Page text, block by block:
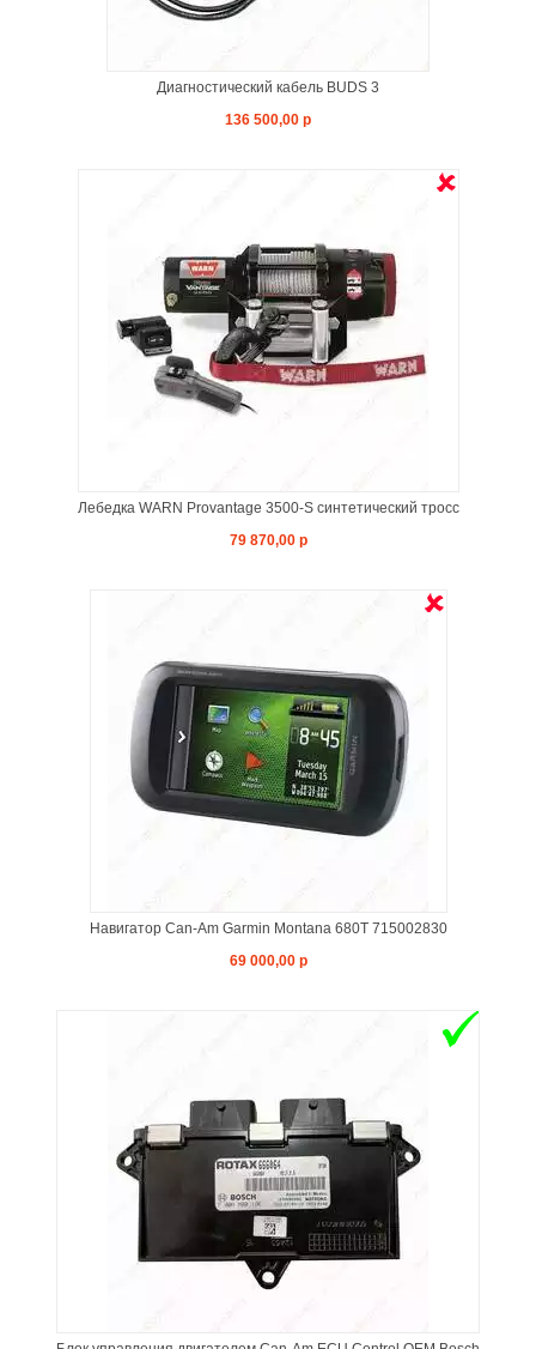
Диагностический кабель BUDS 3
136 500,00 р
Лебедка WARN Provantage 3500-S синтетический тросс
79 870,00 р
Навигатор Can-Am Garmin Montana 680T 715002830
69 000,00 р